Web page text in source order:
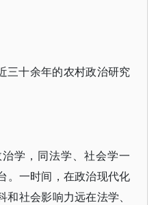
三十余年的农村政治研究
学，同法学、社会学一
。一时间，在政治现代化
社会影响力远在法学、